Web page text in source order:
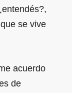
se vive
acuerdo
de